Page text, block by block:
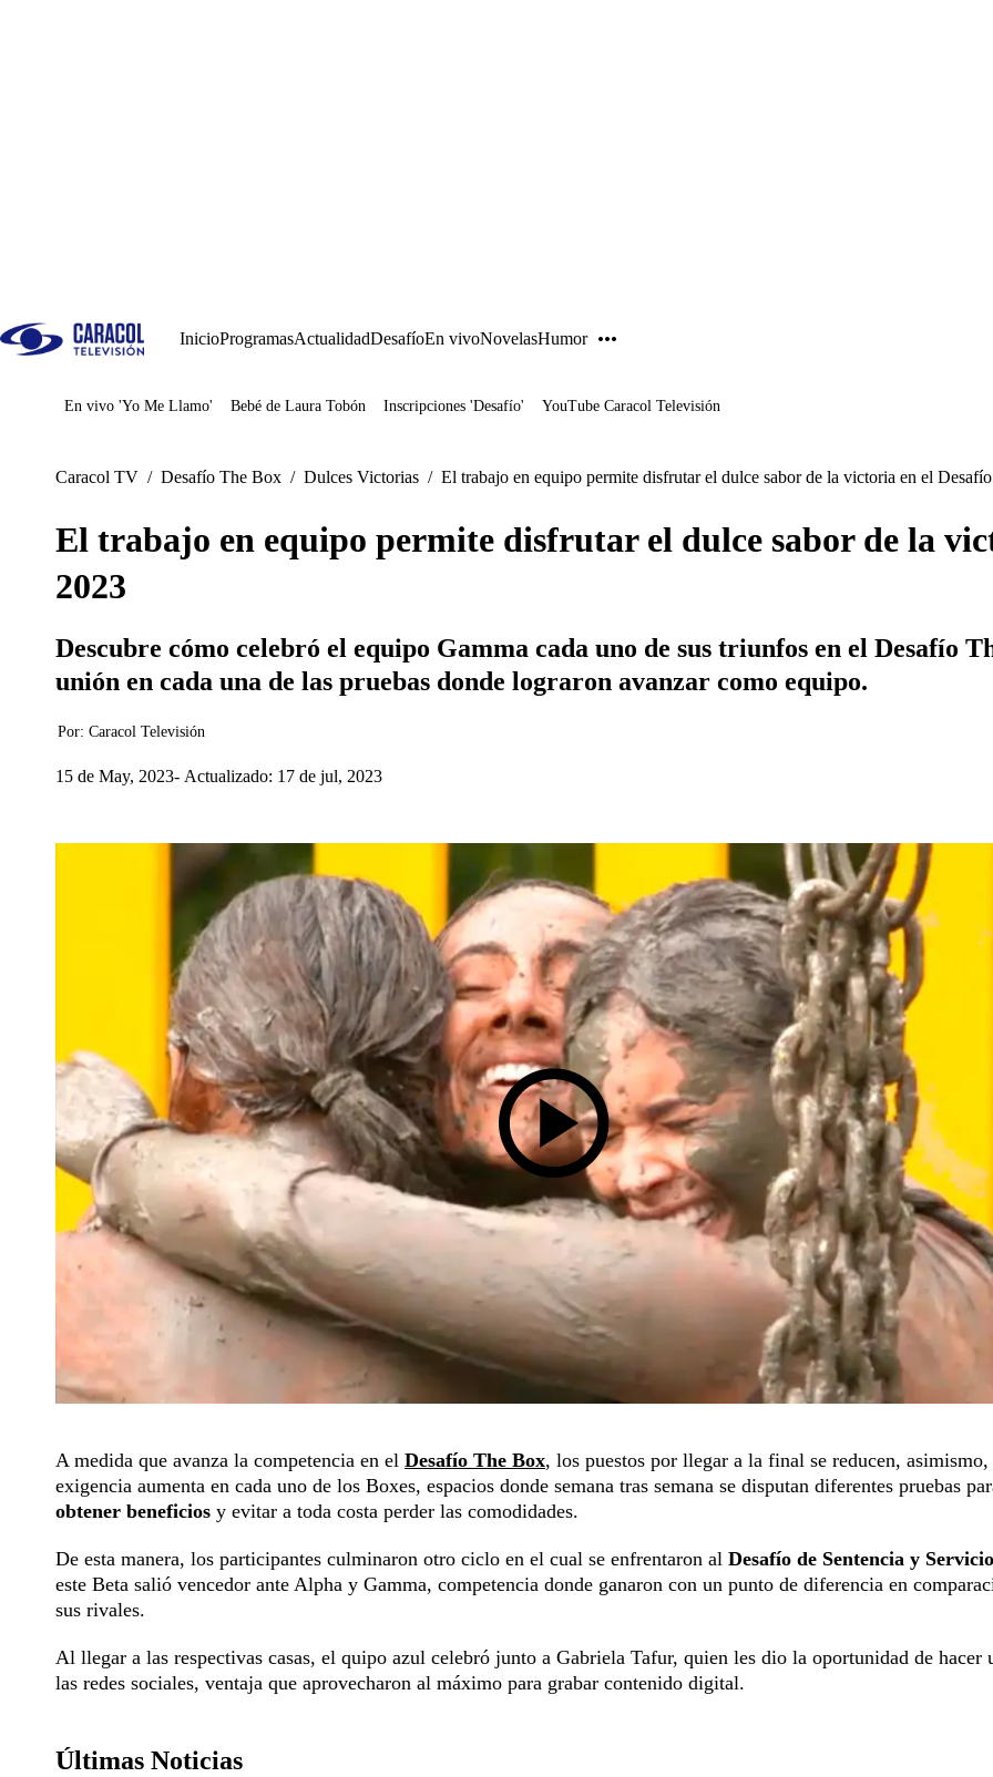
InicioProgramasActualidadDesafíoEn vivoNovelasHumor
Juegos
En vivo 'Yo Me Llamo' Bebé de Laura Tobón Inscripciones 'Desafío' YouTube Caracol Televisión
Caracol TV / Desafío The Box / Dulces Victorias / El trabajo en equipo permite disfrutar el dulce sabor de la victoria en el
El trabajo en equipo permite disfrutar el dulce sabor de la
2023
Descubre cómo celebró el equipo Gamma cada uno de sus triunfos en el Desafío
unión en cada una de las pruebas donde lograron avanzar como equipo.
Por: Caracol Televisión
15 de May, 2023 Actualizado: 17 de jul, 2023
A medida que avanza la competencia en el Desafío The Box, los puestos por llegar a la final se reducen,
exigencia aumenta en cada uno de los Boxes, espacios donde semana tras semana se disputan diferentes pruebas
obtener beneficios y evitar a toda costa perder las comodidades.
De esta manera, los participantes culminaron otro ciclo en el cual se enfrentaron al Desafío de Sentencia y
este Beta salió vencedor ante Alpha y Gamma, competencia donde ganaron con un punto de diferencia en
sus rivales.
Al llegar a las respectivas casas, el quipo azul celebró junto a Gabriela Tafur, quien les dio la oportunidad de hacer
las redes sociales, ventaja que aprovecharon al máximo para grabar contenido digital.
Últimas Noticias